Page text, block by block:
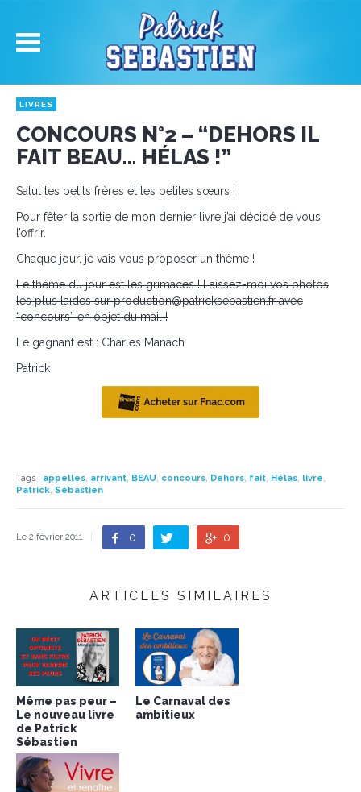
LIVRES
CONCOURS N°2 – “DEHORS IL
FAIT BEAU… HÉLAS !”
Salut les petits frères et les petites sœurs !
Pour fêter la sortie de mon dernier livre j’ai décidé de vous
l’offrir.
Chaque jour, je vais vous proposer un thème !
Le thème du jour est les grimaces ! Laissez-moi vos photos
les plus laides surproduction@patricksebastien.fravec
“concours” en objet du mail !
Le gagnant est : Charles Manach
Patrick
Tags : appelles, arrivant, BEAU, concours, Dehors, fait, Hélas, livre,
Patrick, Sébastien
Le 2 février 2011 0 0
ARTICLES SIMILAIRES
Même pas peur –
Le nouveau livre
de Patrick
Sébastien
Le Carnaval des
ambitieux